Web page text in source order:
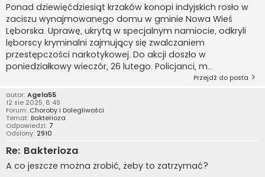
Ponad dziewięćdziesiąt krzaków konopi indyjskich rosło w
zaciszu wynajmowanego domu w gminie Nowa Wieś
Lęborska. Uprawę, ukrytą w specjalnym namiocie, odkryli
lęborscy kryminalni zajmujący się zwalczaniem
przestępczości narkotykowej. Do akcji doszło w
poniedziałkowy wieczór, 26 lutego. Policjanci, m...
Przejdź do posta
autor: Agela55
12 sie 2025, 8:49
Forum: Choroby i Dolegliwości
Temat: Bakterioza
Odpowiedzi: 7
Odsłony: 2910
Re: Bakterioza
A co jeszcze można zrobić, żeby to zatrzymać?